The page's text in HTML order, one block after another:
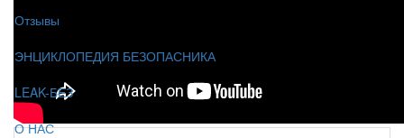
Отзывы
ЭНЦИКЛОПЕДИЯ БЕЗОПАСНИКА
LEAK-БЕЗ
О НАС